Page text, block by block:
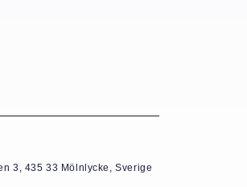
3, 435 33 Mölnlycke, Sverige